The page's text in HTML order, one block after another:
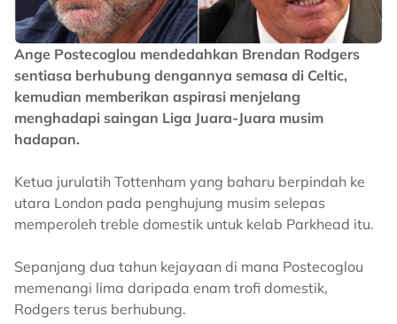
Ange Postecoglou mendedahkan Brendan Rodgers
sentiasa berhubung dengannya semasa di Celtic,
kemudian memberikan aspirasi menjelang
menghadapi saingan Liga Juara-Juara musim
hadapan.
Ketua jurulatih Tottenham yang baharu berpindah ke
utara London pada penghujung musim selepas
memperoleh treble domestik untuk kelab Parkhead itu.
Sepanjang dua tahun kejayaan di mana Postecoglou
memenangi lima daripada enam trofi domestik,
Rodgers terus berhubung.